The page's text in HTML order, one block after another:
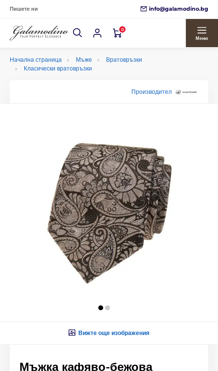
Пишете ни info@galamodino.bg
0
Меню
Начална страница Мъже
Вратовръзки
Класически вратовръзки
Производител
Вижте още изображения
Мъжка кафяво-бежова